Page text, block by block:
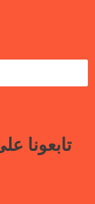
تابعونا